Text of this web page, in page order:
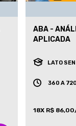
ABA -
APLICADA
LATO
360 A
18X R$